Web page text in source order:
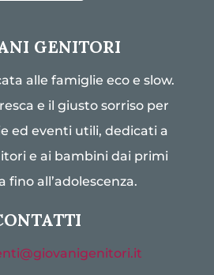
GENITORI
alle famiglie eco e slow.
e il giusto sorriso per
ed eventi utili, dedicati a
e ai bambini dai primi
fino all’adolescenza.